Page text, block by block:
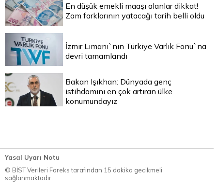
En düşük emekli maaşı alanlar dikkat!
Zam farklarının yatacağı tarih belli oldu
İzmir Limanı`nın Türkiye Varlık Fonu`na
devri tamamlandı
Bakan Işıkhan: Dünyada genç
istihdamını en çok artıran ülke
konumundayız
Yasal Uyarı Notu
© BİST Verileri Foreks tarafından 15 dakika gecikmeli
sağlanmaktadır.